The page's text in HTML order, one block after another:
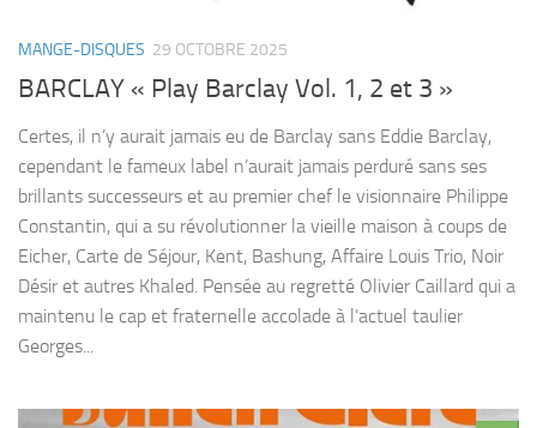
MANGE-DISQUES 29 OCTOBRE 2025
BARCLAY « Play Barclay Vol. 1, 2 et 3 »
Certes, il n’y aurait jamais eu de Barclay sans Eddie Barclay,
cependant le fameux label n’aurait jamais perduré sans ses
brillants successeurs et au premier chef le visionnaire Philippe
Constantin, qui a su révolutionner la vieille maison à coups de
Eicher, Carte de Séjour, Kent, Bashung, Affaire Louis Trio, Noir
Désir et autres Khaled. Pensée au regretté Olivier Caillard qui a
maintenu le cap et fraternelle accolade à l’actuel taulier
Georges...